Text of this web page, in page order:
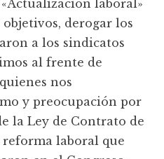
laboral»
derogar los
a los sindicatos
al frente de
nos
y preocupación por
la Ley de Contrato de
laboral que